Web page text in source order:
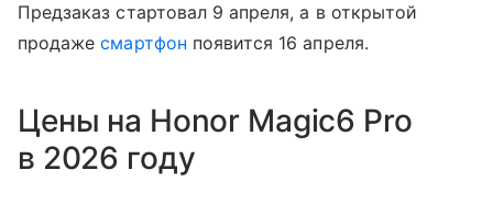
Предзаказ стартовал 9 апреля, а в открытой
продажесмартфон появится 16 апреля.
Цены на Honor Magic6 Pro
в 2026 году